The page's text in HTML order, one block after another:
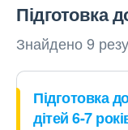
Підготовка
Знайдено 9
Підготовка
дітей 6-7